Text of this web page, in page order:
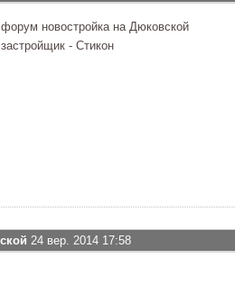
форум новостройка на Дюковской
застройщик - Стикон
24 вер. 2014 17:58